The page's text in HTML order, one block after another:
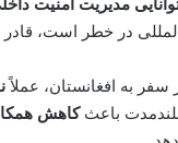
در خطر است، قادر
به افغانستان، عملاً
باعثکاهش